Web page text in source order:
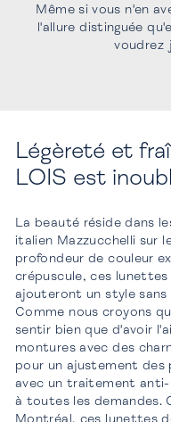
Même si vous n'en
l'allure distinguée
voudrez
Légèreté et
LOIS est
La beauté réside dans
italien Mazzucchelli sur
profondeur de couleur
crépuscule, ces
ajouteront un style
Comme nous croyons
sentir bien que d'avoir
montures avec des
pour un ajustement
avec un traitement
à toutes les demandes.
Montréal, ces lunettes